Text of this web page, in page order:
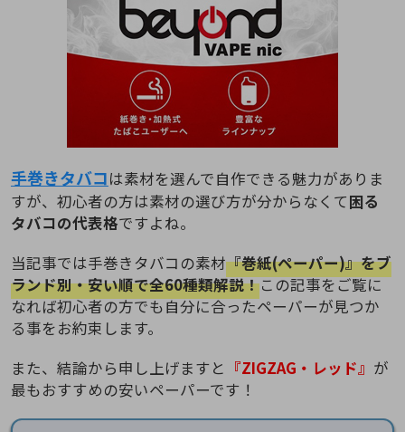
手巻きタバコは素材を選んで自作できる魅力がありま
すが、初心者の方は素材の選び方が分からなくて困る
タバコの代表格ですよね。
当記事では手巻きタバコの素材『巻紙(ペーパー)』をブ
ランド別・安い順で全60種類解説！この記事をご覧に
なれば初心者の方でも自分に合ったペーパーが見つか
る事をお約束します。
また、結論から申し上げますと 『ZIGZAG・レッド』 が
最もおすすめの安いペーパーです！